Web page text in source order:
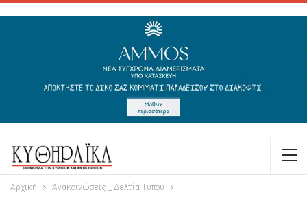
Αρχική Ανακοινώσεις _ Δελτία Τύπου